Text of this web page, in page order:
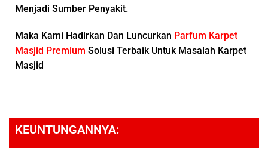
Menjadi Sumber Penyakit.
Maka Kami Hadirkan Dan Luncurkan Parfum Karpet
Masjid Premium Solusi Terbaik Untuk Masalah Karpet
Masjid
KEUNTUNGANNYA: